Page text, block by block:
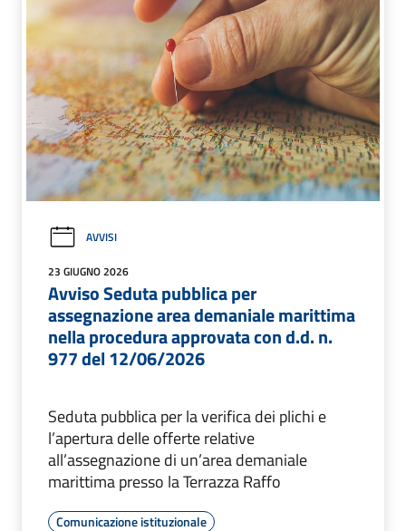
AVVISI
23 GIUGNO 2026
Avviso Seduta pubblica per
assegnazione area demaniale marittima
nella procedura approvata con d.d. n.
977 del 12/06/2026
Seduta pubblica per la verifica dei plichi e
l’apertura delle offerte relative
all’assegnazione di un’area demaniale
marittima presso la Terrazza Raffo
Comunicazione istituzionale